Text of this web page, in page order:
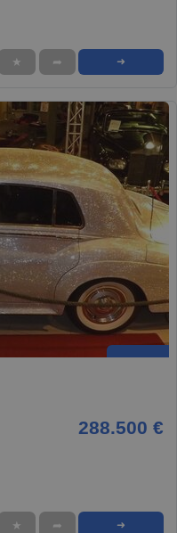
★ ➦ ➜
288.500 €
★ ➦ ➜